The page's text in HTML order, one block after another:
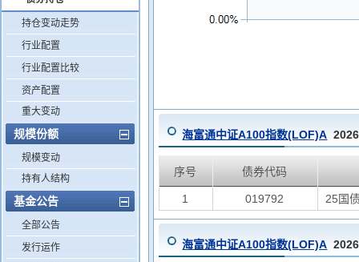
持仓变动走势
行业配置
行业配置比较
资产配置
重大变动
规模份额
规模变动
持有人结构
基金公告
全部公告
发行运作
海富通中证A100指数(LOF)A
序号 债券代码
1 019792 25国
海富通中证A100指数(LOF)A